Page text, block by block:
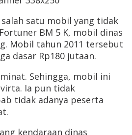
satu mobil yang tidak
BM 5 K, mobil dinas
Mobil tahun 2011 tersebut
dasar Rp180 jutaan.
Sehingga, mobil ini
Ia pun tidak
tidak adanya peserta
kendaraan dinas